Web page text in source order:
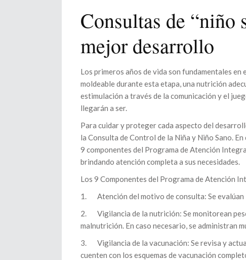
Consultas de “niño
mejor desarrollo
Los primeros años de vida son fundamentales
moldeable durante esta etapa, una nutrición
estimulación a través de la comunicación y el
llegarán a ser.
Para cuidar y proteger cada aspecto del
la Consulta de Control de la Niña y Niño Sano.
9 componentes del Programa de Atención
brindando atención completa a sus necesidades.
Los 9 Componentes del Programa de Atención
1. Atención del motivo de consulta: Se evalúan
2. Vigilancia de la nutrición: Se monitorean
malnutrición. En caso necesario, se administran
3. Vigilancia de la vacunación: Se revisa y
cuenten con los esquemas de vacunación